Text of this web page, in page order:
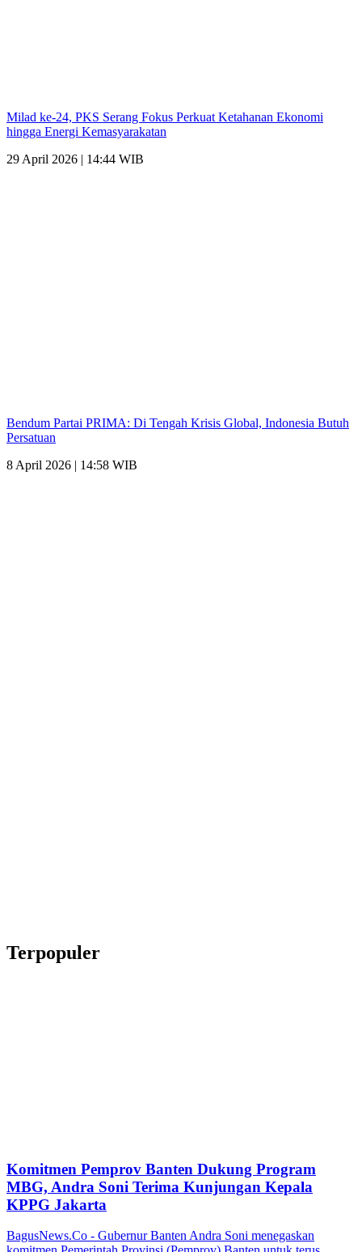
Milad ke-24, PKS Serang Fokus Perkuat Ketahanan Ekonomi
hingga Energi Kemasyarakatan
29 April 2026 | 14:44 WIB
Bendum Partai PRIMA: Di Tengah Krisis Global, Indonesia Butuh
Persatuan
8 April 2026 | 14:58 WIB
Terpopuler
Komitmen Pemprov Banten Dukung Program
MBG, Andra Soni Terima Kunjungan Kepala
KPPG Jakarta
BagusNews.Co - Gubernur Banten Andra Soni menegaskan